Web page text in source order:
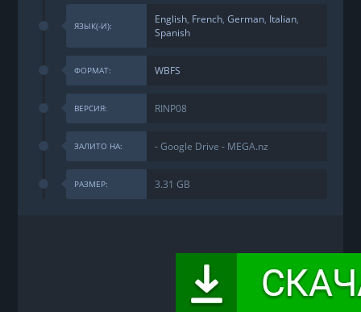
ЯЗЫК(-И): English, French,German, Italian,
Spanish
ФОРМАТ: WBFS
ВЕРСИЯ: RINP08
ЗАЛИТО НА: - Google Drive - MEGA.nz
РАЗМЕР: 3.31 GB